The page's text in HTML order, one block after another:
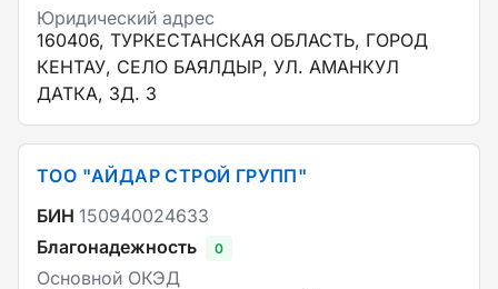
Юридический адрес
160406, ТУРКЕСТАНСКАЯ ОБЛАСТЬ, ГОРОД
КЕНТАУ, СЕЛО БАЯЛДЫР, УЛ. АМАНКУЛ
ДАТКА, ЗД. 3
ТОО "АЙДАР СТРОЙ ГРУПП"
БИН 150940024633
Благонадежность
0
Основной ОКЭД